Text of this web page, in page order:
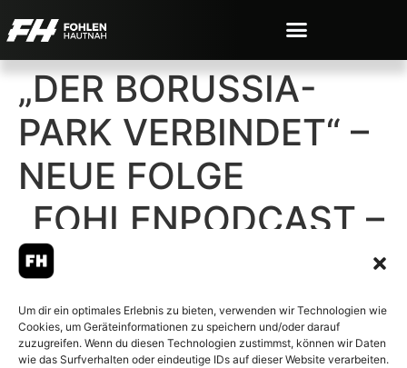
Um dir ein optimales Erlebnis zu bieten, verwenden wir Technologien wie
Cookies, um Geräteinformationen zu speichern und/oder darauf
zuzugreifen. Wenn du diesen Technologien zustimmst, können wir Daten
wie das Surfverhalten oder eindeutige IDs auf dieser Website verarbeiten.
„DER BORUSSIA-
PARK VERBINDET“ –
NEUE FOLGE
„FOHLENPODCAST –
MIT FANS, FÜR
FANS“ ONLINE